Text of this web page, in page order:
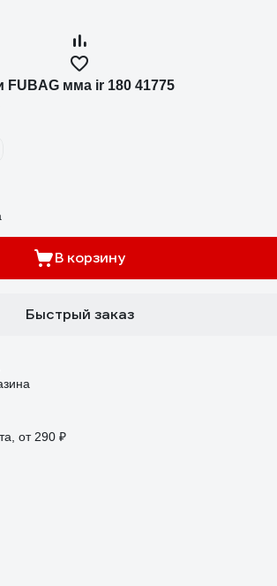
FUBAG мма ir 180 41775
В корзину
Быстрый заказ
от 290 ₽